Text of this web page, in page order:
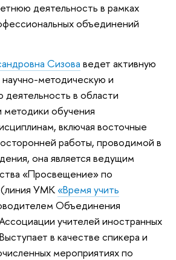
деятельность в рамках
объединений
Сизова ведет активную
методическую и
деятельность в области
методики обучения
включая восточные
работы, проводимой в
она является ведущим
«Просвещение» по
(линия УМК «Время учить
Объединения
учителей иностранных
в качестве спикера и
мероприятиях по